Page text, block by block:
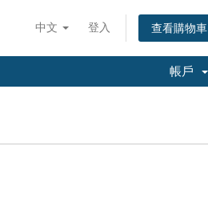
中文 登入 查看購物車
帳戶